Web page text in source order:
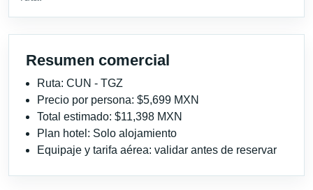
Resumen comercial
Ruta: CUN - TGZ
Precio por persona: $5,699 MXN
Total estimado: $11,398 MXN
Plan hotel: Solo alojamiento
Equipaje y tarifa aérea: validar antes de reservar